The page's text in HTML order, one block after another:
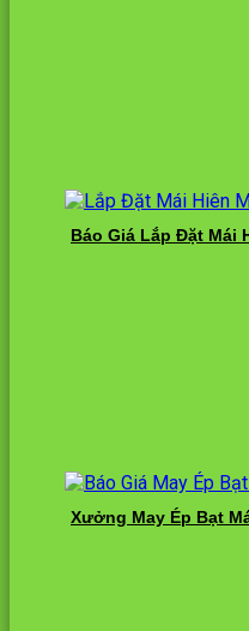
Báo Giá Lắp Đặt Mái
Xưởng May Ép Bạt